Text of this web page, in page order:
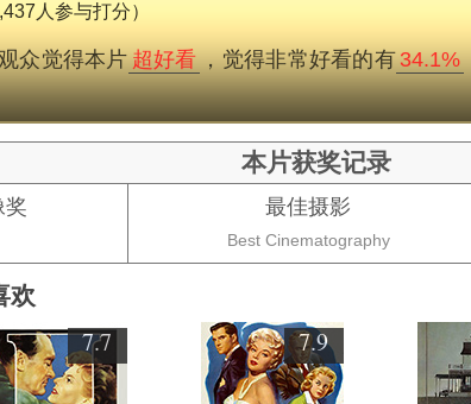
人参与打分）
众觉得本片超好看，觉得非常好看的有34.1%
本片获奖记录
奖 最佳摄影
Best Cinematography
欢
7.7 7.9